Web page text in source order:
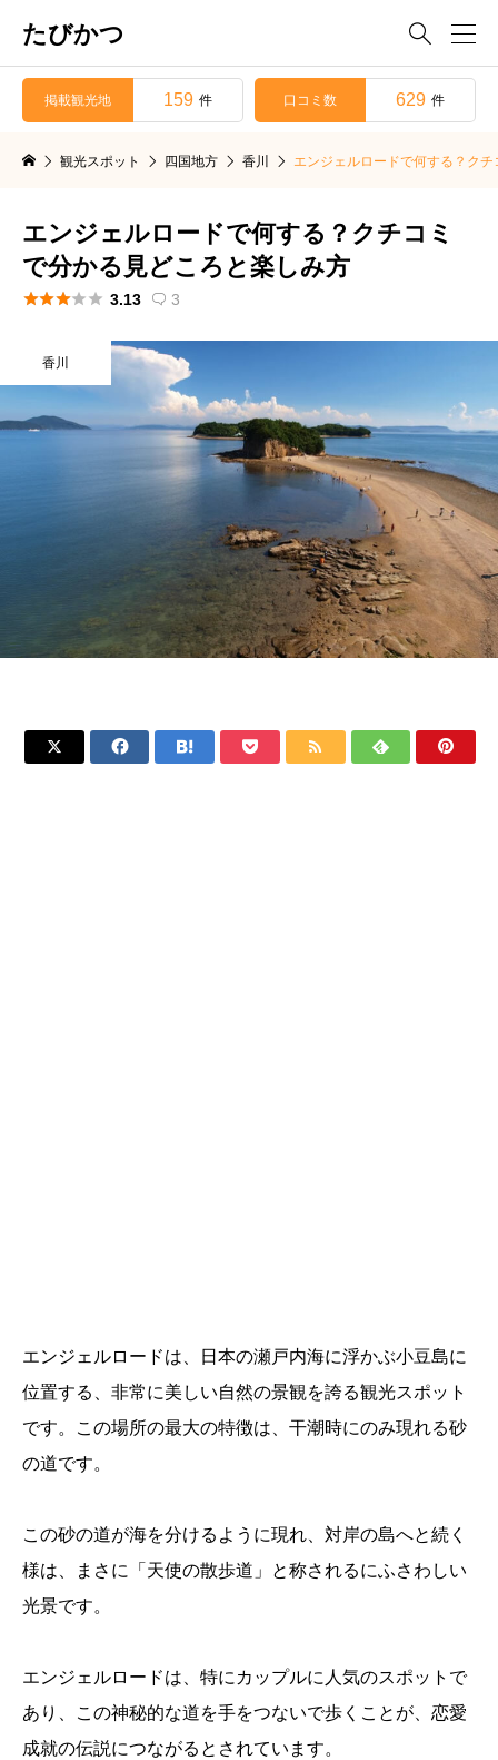
たびかつ 
掲載観光地 159 件 口コミ数 629 件
観光スポット 四国地方 香川 エンジェルロードで何する？ク
エンジェルロードで何する？クチコミ
で分かる見どころと楽しみ方
 3.13  3
香川
      
エンジェルロードは、日本の瀬戸内海に浮かぶ小豆島に
位置する、非常に美しい自然の景観を誇る観光スポット
です。この場所の最大の特徴は、干潮時にのみ現れる砂
の道です。
この砂の道が海を分けるように現れ、対岸の島へと続く
様は、まさに「天使の散歩道」と称されるにふさわしい
光景です。
エンジェルロードは、特にカップルに人気のスポットで
あり、この神秘的な道を手をつないで歩くことが、恋愛
成就の伝説につながるとされています。